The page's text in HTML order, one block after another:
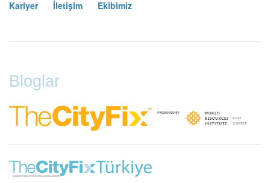
Bloglar
Kariyer İletişim Ekibimiz